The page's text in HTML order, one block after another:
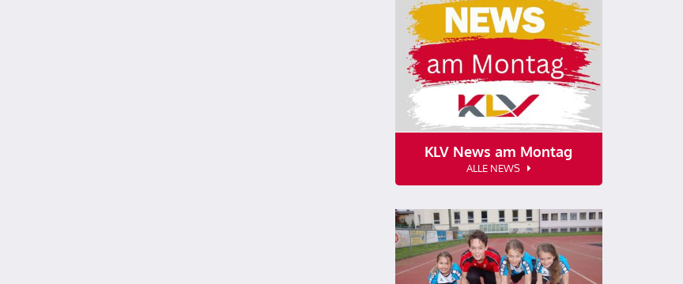
KLV News am Montag
ALLE NEWS